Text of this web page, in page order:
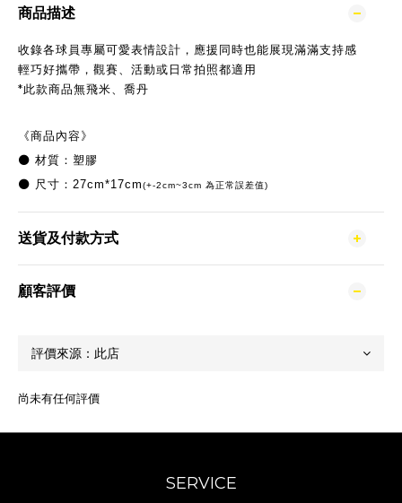
商品描述
收錄各球員專屬可愛表情設計，應援同時也能展現滿滿支持感
輕巧好攜帶，觀賽、活動或日常拍照都適用
*此款商品無飛米、喬丹
《商品內容》
⚫️ 材質：塑膠
⚫️ 尺寸：27cm*17cm(+-2cm~3cm 為正常誤差值)
送貨及付款方式
顧客評價
尚未有任何評價
SERVICE